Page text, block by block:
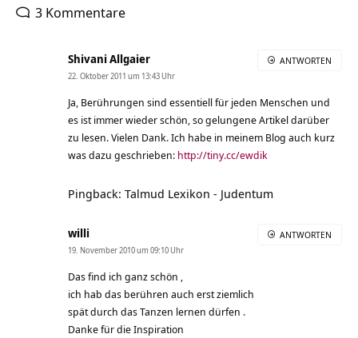
3 Kommentare
Shivani Allgaier
22. Oktober 2011 um 13:43 Uhr
Ja, Berührungen sind essentiell für jeden Menschen und
es ist immer wieder schön, so gelungene Artikel darüber
zu lesen. Vielen Dank. Ich habe in meinem Blog auch kurz
was dazu geschrieben: http://tiny.cc/ewdik
ANTWORTEN
Pingback: Talmud Lexikon - Judentum
willi
19. November 2010 um 09:10 Uhr
Das find ich ganz schön ,
ich hab das berühren auch erst ziemlich
spät durch das Tanzen lernen dürfen .
Danke für die Inspiration
ANTWORTEN